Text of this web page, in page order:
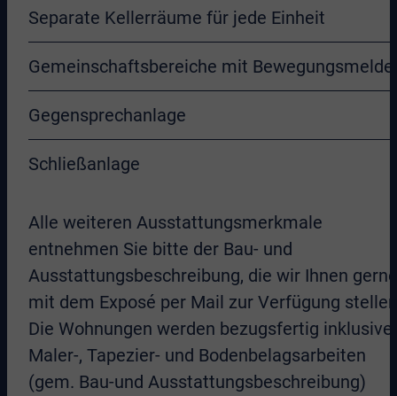
Separate Kellerräume für jede Einheit
Gemeinschaftsbereiche mit
Gegensprechanlage
Schließanlage
Alle weiteren Ausstattungsmerkmale
entnehmen Sie bitte der Bau- und
Ausstattungsbeschreibung, die wir Ihnen gerne
mit dem Exposé per Mail zur Verfügung
Die Wohnungen werden bezugsfertig inklusive
Maler-, Tapezier- und Bodenbelagsarbeiten
(gem. Bau-und Ausstattungsbeschreibung)